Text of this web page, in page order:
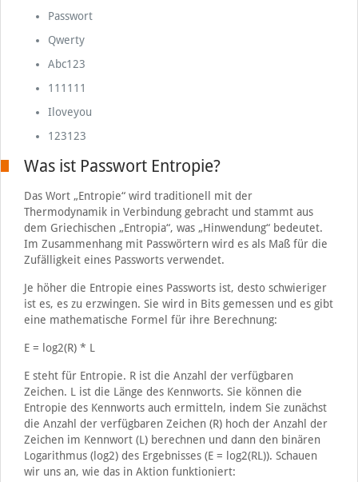
Passwort
Qwerty
Abc123
111111
Iloveyou
123123
Was ist Passwort Entropie?
Das Wort „Entropie“ wird traditionell mit der
Thermodynamik in Verbindung gebracht und stammt aus
dem Griechischen „Entropia“, was „Hinwendung“ bedeutet.
Im Zusammenhang mit Passwörtern wird es als Maß für die
Zufälligkeit eines Passworts verwendet.
Je höher die Entropie eines Passworts ist, desto schwieriger
ist es, es zu erzwingen. Sie wird in Bits gemessen und es gibt
eine mathematische Formel für ihre Berechnung:
E = log2(R) * L
E steht für Entropie. R ist die Anzahl der verfügbaren
Zeichen. L ist die Länge des Kennworts. Sie können die
Entropie des Kennworts auch ermitteln, indem Sie zunächst
die Anzahl der verfügbaren Zeichen (R) hoch der Anzahl der
Zeichen im Kennwort (L) berechnen und dann den binären
Logarithmus (log2) des Ergebnisses (E = log2(RL)). Schauen
wir uns an, wie das in Aktion funktioniert: